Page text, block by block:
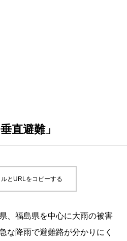
直避難」
とURLをコピーする
、福島県を中心に大雨の被害
な降雨で避難路が分かりにく